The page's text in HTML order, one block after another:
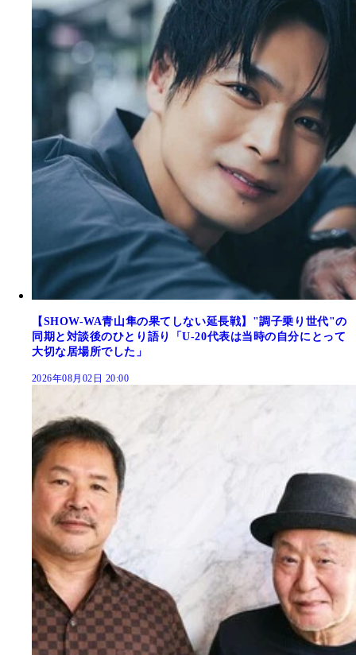
【SHOW-WA青山隼の果てしない延長戦】"調子乗り世代"の
同期と対談後のひとり語り「U-20代表は当時の自分にとって
大切な居場所でした」
2026年08月02日 20:00